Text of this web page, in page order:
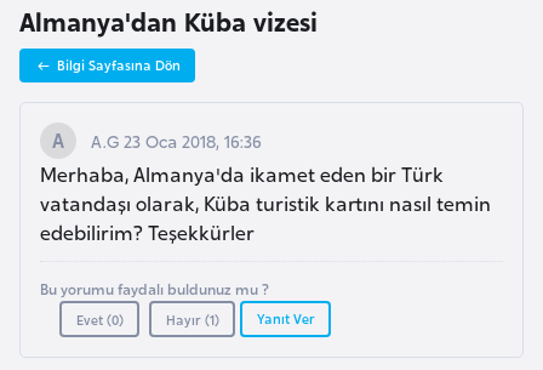
e
İ
ş
l
e
m
l
e
r
i
Almanya'dan Küba vizesi
Bilgi Sayfasına Dön
A.G 23 Oca 2018, 16:36
Merhaba, Almanya'da ikamet eden bir Türk
vatandaşı olarak, Küba turistik kartını nasıl temin
edebilirim? Teşekkürler
Bu yorumu faydalı buldunuz mu ?
Evet (0) Hayır (1) Yanıt Ver
A
u
s
t
u
y